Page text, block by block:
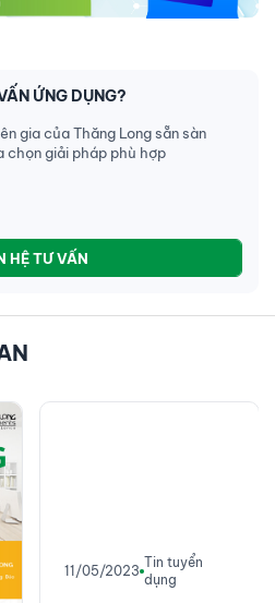
ỨNG DỤNG?
gia của Thăng Long sẵn sàn
chọn giải pháp phù hợp
HỆ TƯ VẤN
11/05/2023
Tin tuyển
dụng